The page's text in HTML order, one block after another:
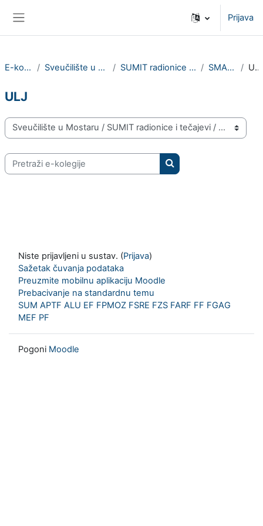
Prijava
E-kolegiji Sveučilište u Mostaru SUMIT radionice i tečajevi SMARTEL ULJ
ULJ
Popis e-kolegija
Pretraži e-kolegije
Pretraži e-kolegije
Niste prijavljeni u sustav. (Prijava)
Sažetak čuvanja podataka
Preuzmite mobilnu aplikaciju Moodle
Prebacivanje na standardnu temu
SUM APTF ALU EF FPMOZ FSRE FZS FARF FF FGAG
MEF PF
Pogoni Moodle